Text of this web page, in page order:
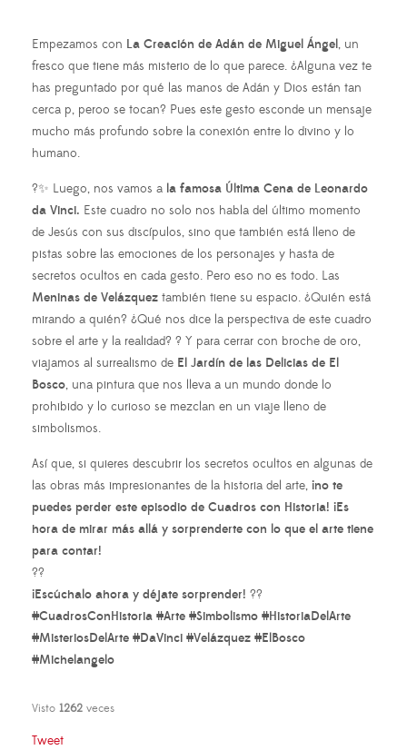
Empezamos con La Creación de Adán de Miguel Ángel, un
fresco que tiene más misterio de lo que parece. ¿Alguna vez te
has preguntado por qué las manos de Adán y Dios están tan
cerca p, peroo se tocan? Pues este gesto esconde un mensaje
mucho más profundo sobre la conexión entre lo divino y lo
humano.
?✨ Luego, nos vamos a la famosa Última Cena de Leonardo
da Vinci. Este cuadro no solo nos habla del último momento
de Jesús con sus discípulos, sino que también está lleno de
pistas sobre las emociones de los personajes y hasta de
secretos ocultos en cada gesto. Pero eso no es todo. Las
Meninas de Velázquez también tiene su espacio. ¿Quién está
mirando a quién? ¿Qué nos dice la perspectiva de este cuadro
sobre el arte y la realidad? ? Y para cerrar con broche de oro,
viajamos al surrealismo de El Jardín de las Delicias de El
Bosco, una pintura que nos lleva a un mundo donde lo
prohibido y lo curioso se mezclan en un viaje lleno de
simbolismos.
Así que, si quieres descubrir los secretos ocultos en algunas de
las obras más impresionantes de la historia del arte, ¡no te
puedes perder este episodio de Cuadros con Historia! ¡Es
hora de mirar más allá y sorprenderte con lo que el arte tiene
para contar!
??
¡Escúchalo ahora y déjate sorprender! ??
#CuadrosConHistoria #Arte #Simbolismo #HistoriaDelArte
#MisteriosDelArte #DaVinci #Velázquez #ElBosco
#Michelangelo
Visto 1262 veces
Tweet